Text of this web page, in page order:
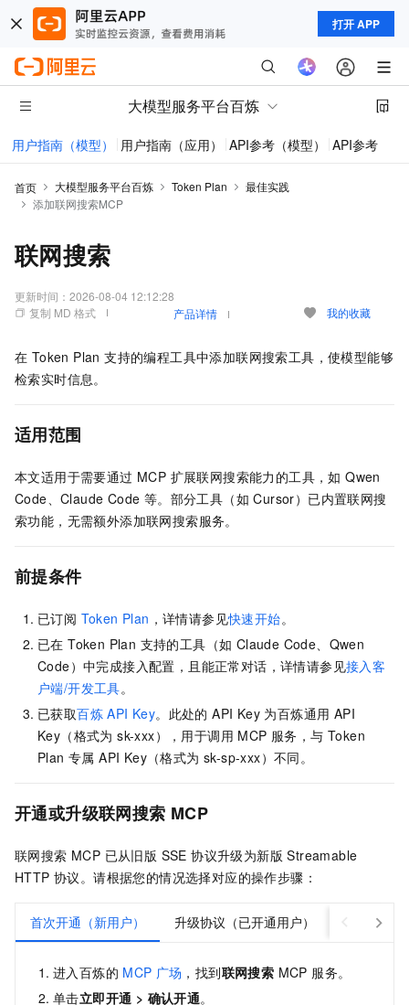
打开 APP
大模型服务平台百炼
用户指南（模型） 用户指南（应用） API参考（模型） API参考（应
首页 大模型服务平台百炼 Token Plan
最佳实践
添加联网搜索MCP
联网搜索
更新时间： 2026-08-04 12:12:28
复制 MD 格式
产品详情 我的收藏
在 Token Plan 支持的编程工具中添加联网搜索工具，使模型能够
检索实时信息。
适用范围
本文适用于需要通过 MCP 扩展联网搜索能力的工具，如 Qwen
Code、Claude Code 等。部分工具（如 Cursor）已内置联网搜
索功能，无需额外添加联网搜索服务。
前提条件
已订阅 Token Plan ，详情请参见快速开始。
已在 Token Plan 支持的工具（如 Claude Code、Qwen
Code）中完成接入配置，且能正常对话，详情请参见接入客
户端/开发工具。
已获取百炼 API Key。此处的 API Key 为百炼通用 API
Key（格式为 sk-xxx），用于调用 MCP 服务，与 Token
Plan 专属 API Key（格式为 sk-sp-xxx）不同。
开通或升级联网搜索 MCP
联网搜索 MCP 已从旧版 SSE 协议升级为新版 Streamable
HTTP 协议。请根据您的情况选择对应的操作步骤：
首次开通（新用户） 升级协议（已开通用户）
进入百炼的 MCP 广场 ，找到联网搜索 MCP 服务。
单击立即开通 > 确认开通。